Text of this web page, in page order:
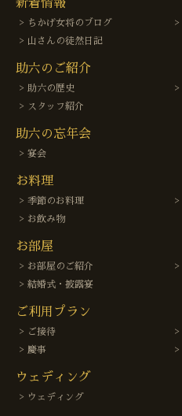
新着情報
ちかげ女将のブログ
山さんの徒然日記
助六のご紹介
助六の歴史
スタッフ紹介
助六の忘年会
宴会
お料理
季節のお料理
お飲み物
お部屋
お部屋のご紹介
結婚式・披露宴
ご利用プラン
ご接待
慶事
ウェディング
ウェディング